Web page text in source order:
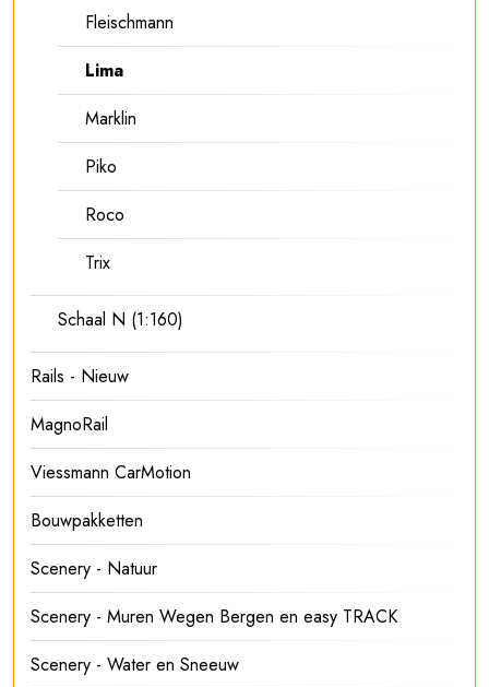
Fleischmann
Lima
Marklin
Piko
Roco
Trix
Schaal N (1:160)
Rails - Nieuw
MagnoRail
Viessmann CarMotion
Bouwpakketten
Scenery - Natuur
Scenery - Muren Wegen Bergen en easy TRACK
Scenery - Water en Sneeuw